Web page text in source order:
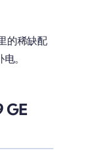
的稀缺配
。
GE